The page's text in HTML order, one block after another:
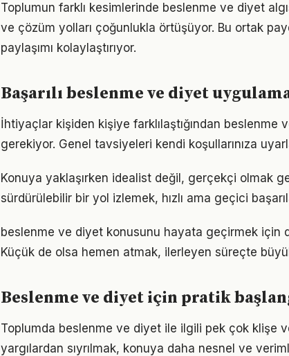
Toplumun farklı kesimlerinde beslenme ve diyet
ve çözüm yolları çoğunlukla örtüşüyor. Bu ortak
paylaşımı kolaylaştırıyor.
Başarılı beslenme ve diyet
İhtiyaçlar kişiden kişiye farklılaştığından
gerekiyor. Genel tavsiyeleri kendi koşullarınıza
Konuya yaklaşırken idealist değil, gerçekçi olmak
sürdürülebilir bir yol izlemek, hızlı ama geçici
beslenme ve diyet konusunu hayata geçirmek için
Küçük de olsa hemen atmak, ilerleyen süreçte
Beslenme ve diyet için pratik
Toplumda beslenme ve diyet ile ilgili pek çok klişe
yargılardan sıyrılmak, konuya daha nesnel ve verimli